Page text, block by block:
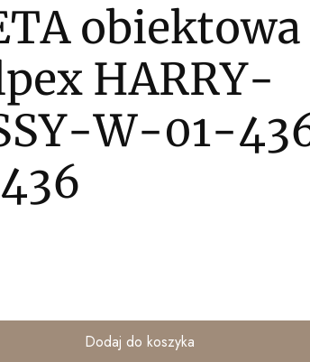
obiektowa
HARRY-
W-01-
Dodaj do koszyka